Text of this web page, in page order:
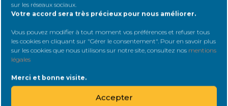
sur les réseaux sociaux.
Votre accord sera très précieux pour nous améliorer.
Vous pouvez modifier à tout moment vos préférences et refuser tous
les cookies en cliquant sur "Gérer le consentement". Pour en savoir plus
sur les cookies que nous utilisons sur notre site, consultez nos mentions
légales
Merci et bonne visite.
Accepter
10 août 2014 à 14 h 37 min #29599
DelphineB .
Message(s)1579Néphropathe
confirmé
Bonjour Giorgio (j’ai écorché ton
prénom tout à l’heure désolé 🙂 ),